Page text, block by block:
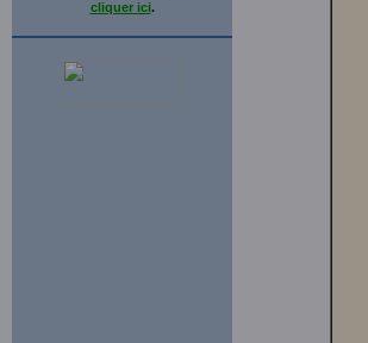
cliquer ici.